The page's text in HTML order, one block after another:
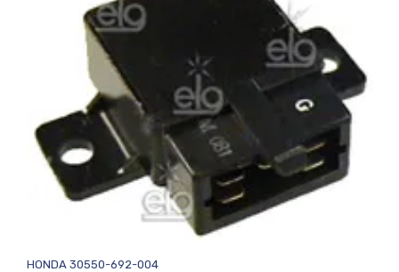
HONDA 30550-692-004